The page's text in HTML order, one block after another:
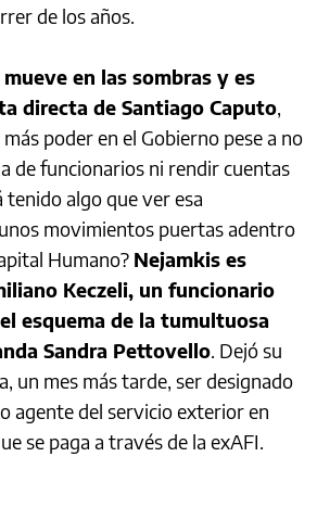
de los años.
en las sombras y es
directa de Santiago Caputo,
poder en el Gobierno pese a no
de funcionarios ni rendir cuentas
tenido algo que ver esa
movimientos puertas adentro
Humano? Nejamkis es
Keczeli, un funcionario
esquema de la tumultuosa
Sandra Pettovello. Dejó su
un mes más tarde, ser designado
agente del servicio exterior en
se paga a través de la exAFI.